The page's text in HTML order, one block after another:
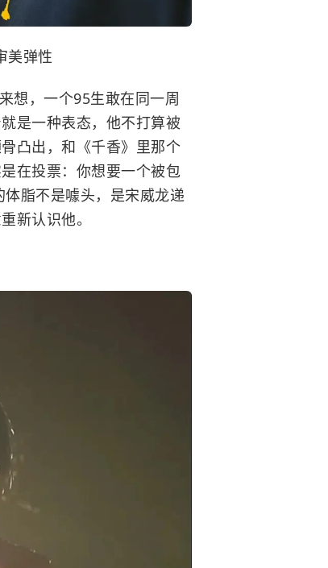
美弹性
想，一个95生敢在同一周
是一种表态，他不打算被
凸出，和《千香》里那个
在投票：你想要一个被包
脂不是噱头，是宋威龙递
新认识他。